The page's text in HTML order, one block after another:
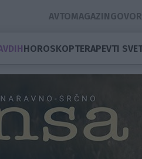
AVTOMAGAZIN
HOROSKOPTERAPEVTI